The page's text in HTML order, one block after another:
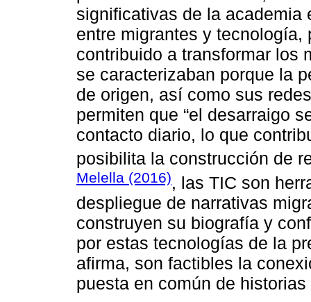
significativas de la academia
entre migrantes y
contribuido a transformar los
se caracterizaban porque la
de origen, así como sus
permiten que “el desarraigo
contacto diario, lo que
posibilita la construcción de
Melella (2016), las TIC son
despliegue de narrativas
construyen su biografía y
por estas tecnologías de la
afirma, son factibles la
puesta en común de historias